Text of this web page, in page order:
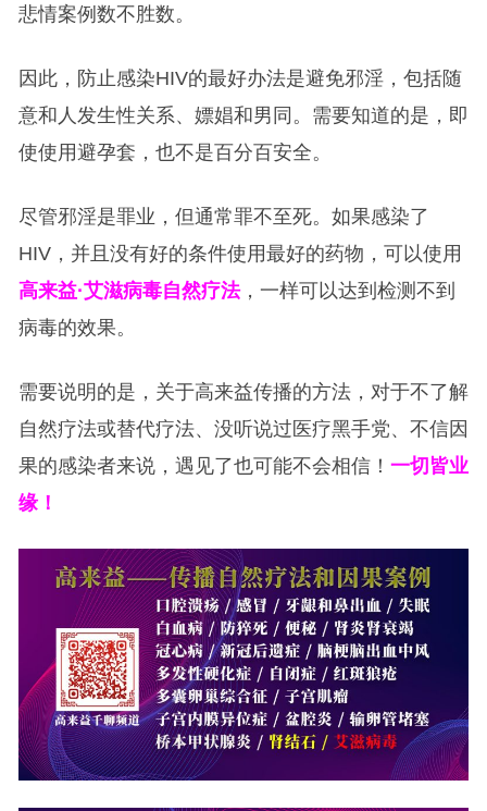
悲情案例数不胜数。
因此，防止感染HIV的最好办法是避免邪淫，包括随
意和人发生性关系、嫖娼和男同。需要知道的是，即
使使用避孕套，也不是百分百安全。
尽管邪淫是罪业，但通常罪不至死。如果感染了
HIV，并且没有好的条件使用最好的药物，可以使用
高来益·艾滋病毒自然疗法，一样可以达到检测不到
病毒的效果。
需要说明的是，关于高来益传播的方法，对于不了解
自然疗法或替代疗法、没听说过医疗黑手党、不信因
果的感染者来说，遇见了也可能不会相信！ 一切皆业
缘！